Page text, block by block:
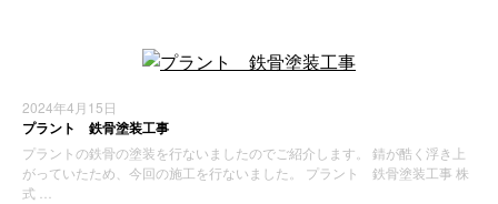
2024年4月15日
プラント 鉄骨塗装工事
プラントの鉄骨の塗装を行ないましたのでご紹介します。 錆が酷く浮き上
がっていたため、今回の施工を行ないました。 プラント 鉄骨塗装工事 株
式 …